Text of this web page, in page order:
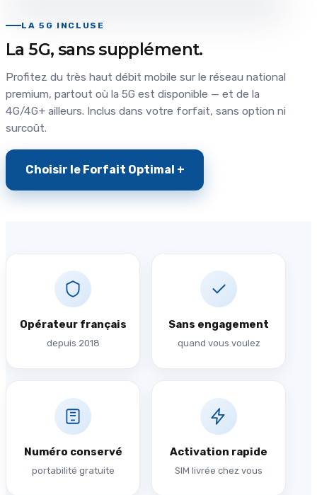
LA 5G INCLUSE
La 5G, sans supplément.
Profitez du très haut débit mobile sur le réseau national
premium, partout où la 5G est disponible — et de la
4G/4G+ ailleurs. Inclus dans votre forfait, sans option ni
surcoût.
Choisir le Forfait Optimal +
Opérateur français
depuis 2018
Sans engagement
quand vous voulez
Numéro conservé
portabilité gratuite
Activation rapide
SIM livrée chez vous